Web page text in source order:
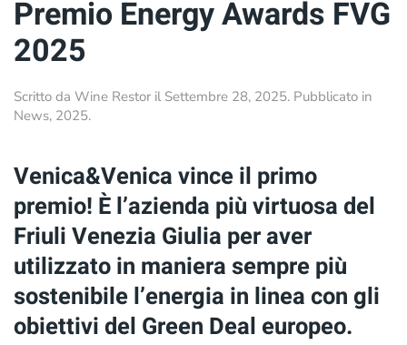
Premio Energy Awards FVG
2025
Scritto da Wine Restor il Settembre 28, 2025. Pubblicato in
News, 2025.
Venica&Venica vince il primo
premio! È l’azienda più virtuosa del
Friuli Venezia Giulia per aver
utilizzato in maniera sempre più
sostenibile l’energia in linea con gli
obiettivi del Green Deal europeo.